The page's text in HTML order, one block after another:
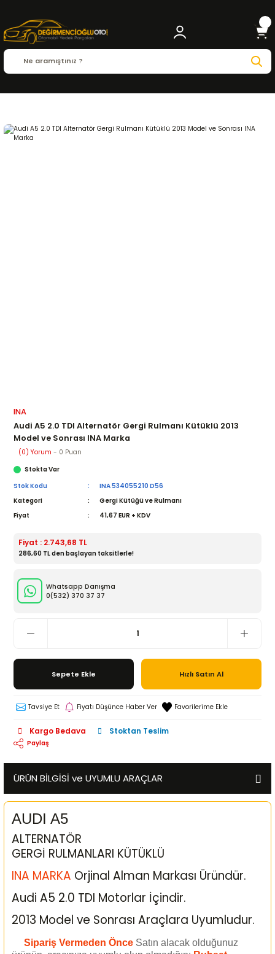
INA
Audi A5 2.0 TDI Alternatör Gergi Rulmanı Kütüklü 2013
Model ve Sonrası INA Marka
(0) Yorum - 0 Puan
Stokta Var
Stok Kodu
INA 534055210 D56
Kategori
Gergi Kütüğü ve Rulmanı
Fiyat
41,67 EUR + KDV
Fiyat : 2.743,68 TL
286,60 TL den başlayan taksitlerle!
Whatsapp Danışma
0(532) 370 37 37
Sepete Ekle Hızlı Satın Al
Tavsiye Et Fiyatı Düşünce Haber Ver
Kargo Bedava Stoktan Teslim
Paylaş
ÜRÜN BİLGİSİ ve UYUMLU ARAÇLAR
AUDI A5
ALTERNATÖR
GERGİ RULMANLARI KÜTÜKLÜ
INA MARKA Orjinal Alman Markası Üründür.
Audi A5 2.0 TDI Motorlar İçindir.
2013 Model ve Sonrası Araçlara Uyumludur.
Sipariş Vermeden Önce Satın alacak olduğunuz